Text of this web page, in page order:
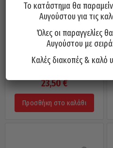
VOLKEL Γερμανίας HSS-E
23,50€
Προσθήκη στο καλάθι
Το κατάστημα θα
Αυγούστου για τις
Όλες οι παραγγελίες
Αυγούστου με
Καλές διακοπές & καλό